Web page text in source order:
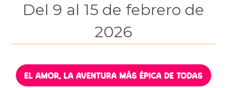
Del 9 al 15 de febrero de
2026